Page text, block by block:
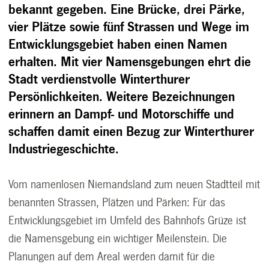
bekannt gegeben. Eine Brücke, drei Pärke,
vier Plätze sowie fünf Strassen und Wege im
Entwicklungsgebiet haben einen Namen
erhalten. Mit vier Namensgebungen ehrt die
Stadt verdienstvolle Winterthurer
Persönlichkeiten. Weitere Bezeichnungen
erinnern an Dampf- und Motorschiffe und
schaffen damit einen Bezug zur Winterthurer
Industriegeschichte.
Vom namenlosen Niemandsland zum neuen Stadtteil mit
benannten Strassen, Plätzen und Pärken: Für das
Entwicklungsgebiet im Umfeld des Bahnhofs Grüze ist
die Namensgebung ein wichtiger Meilenstein. Die
Planungen auf dem Areal werden damit für die